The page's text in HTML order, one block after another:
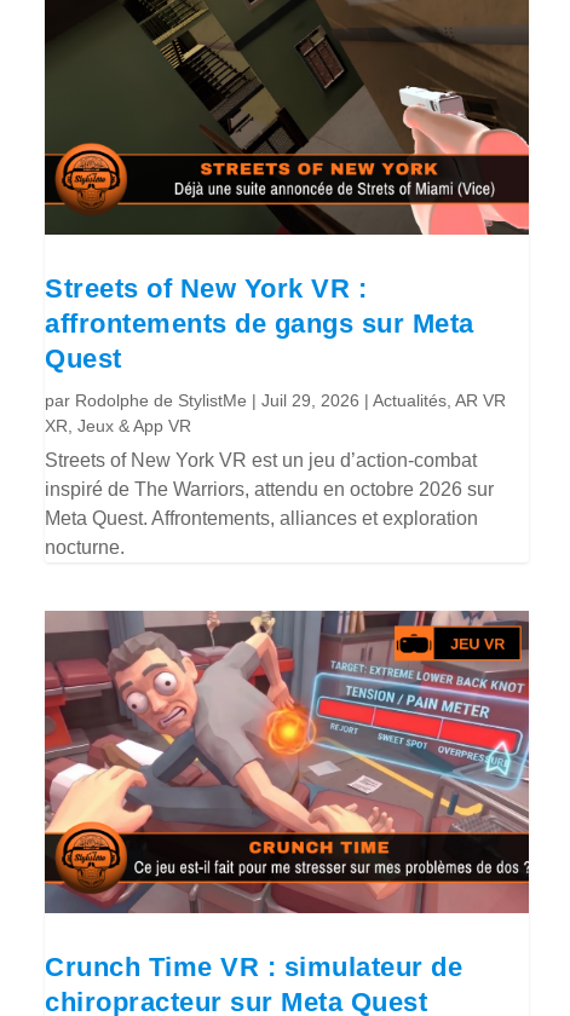
Streets of New York VR :
affrontements de gangs sur Meta
Quest
par Rodolphe de StylistMe |Juil 29, 2026 |Actualités ,AR VR
XR ,Jeux & App VR
Streets of New York VR est un jeu d’action-combat
inspiré de The Warriors, attendu en octobre 2026 sur
Meta Quest. Affrontements, alliances et exploration
nocturne.
Crunch Time VR : simulateur de
chiropracteur sur Meta Quest